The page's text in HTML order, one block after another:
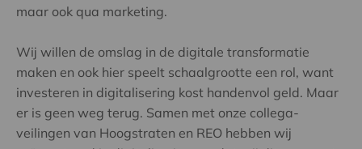
maar ook qua marketing.
Wij willen de omslag in de digitale transformatie
maken en ook hier speelt schaalgrootte een rol, want
investeren in digitalisering kost handenvol geld. Maar
er is geen weg terug. Samen met onze collega-
veilingen van Hoogstraten en REO hebben wij